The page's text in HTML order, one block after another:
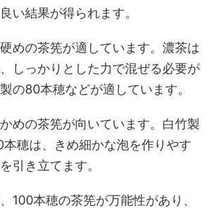
い結果が得られます。
硬めの茶筅が適しています。濃茶は
しっかりとした力で混ぜる必要が
の80本穂などが適しています。
かめの茶筅が向いています。白竹製
穂は、きめ細かな泡を作りやす
引き立てます。
100本穂の茶筅が万能性があり、